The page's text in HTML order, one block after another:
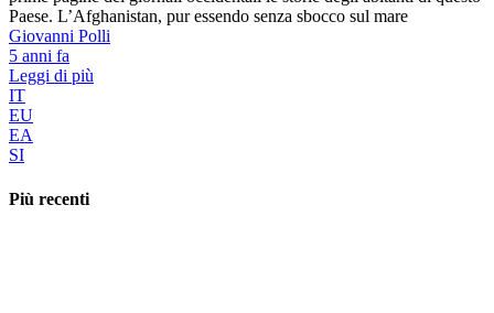
Paese. L’Afghanistan, pur essendo senza sbocco sul mare
Giovanni Polli
5 anni fa
Leggi di più
IT
EU
EA
SI
Più recenti